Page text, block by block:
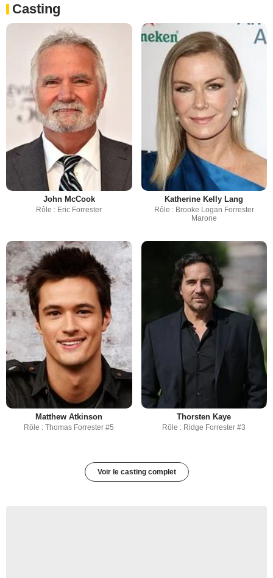
Casting
John McCook
Rôle : Eric Forrester
Katherine Kelly Lang
Rôle : Brooke Logan Forrester
Marone
Matthew Atkinson
Rôle : Thomas Forrester #5
Thorsten Kaye
Rôle : Ridge Forrester #3
Voir le casting complet